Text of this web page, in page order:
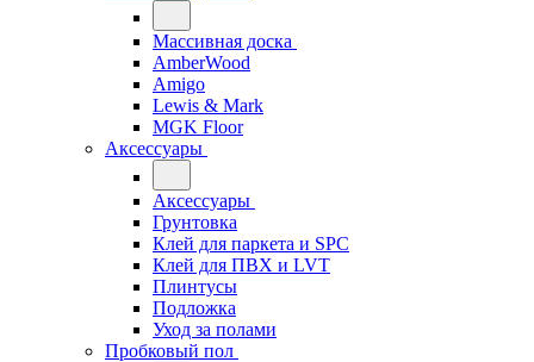
Массивная доска
AmberWood
Amigo
Lewis & Mark
MGK Floor
Аксессуары
Аксессуары
Грунтовка
Клей для паркета и SPC
Клей для ПВХ и LVT
Плинтусы
Подложка
Уход за полами
Пробковый пол